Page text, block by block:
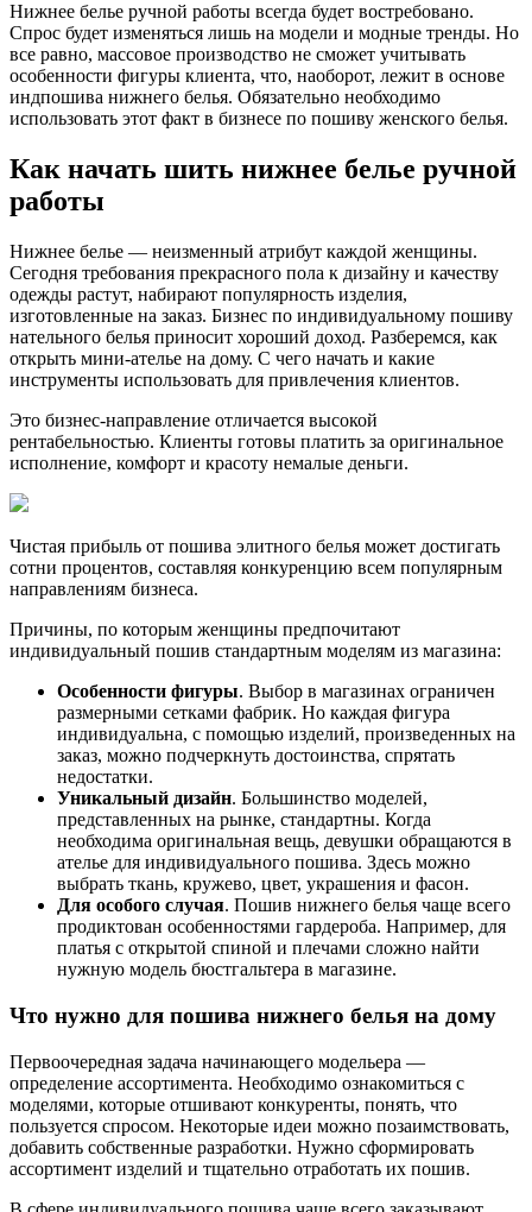
Нижнее белье ручной работы всегда будет востребовано.
Спрос будет изменяться лишь на модели и модные тренды. Но
все равно, массовое производство не сможет учитывать
особенности фигуры клиента, что, наоборот, лежит в основе
индпошива нижнего белья. Обязательно необходимо
использовать этот факт в бизнесе по пошиву женского белья.
Как начать шить нижнее белье ручной
работы
Нижнее белье — неизменный атрибут каждой женщины.
Сегодня требования прекрасного пола к дизайну и качеству
одежды растут, набирают популярность изделия,
изготовленные на заказ. Бизнес по индивидуальному пошиву
нательного белья приносит хороший доход. Разберемся, как
открыть мини-ателье на дому. С чего начать и какие
инструменты использовать для привлечения клиентов.
Это бизнес-направление отличается высокой
рентабельностью. Клиенты готовы платить за оригинальное
исполнение, комфорт и красоту немалые деньги.
Чистая прибыль от пошива элитного белья может достигать
сотни процентов, составляя конкуренцию всем популярным
направлениям бизнеса.
Причины, по которым женщины предпочитают
индивидуальный пошив стандартным моделям из магазина:
Особенности фигуры. Выбор в магазинах ограничен
размерными сетками фабрик. Но каждая фигура
индивидуальна, с помощью изделий, произведенных на
заказ, можно подчеркнуть достоинства, спрятать
недостатки.
Уникальный дизайн. Большинство моделей,
представленных на рынке, стандартны. Когда
необходима оригинальная вещь, девушки обращаются в
ателье для индивидуального пошива. Здесь можно
выбрать ткань, кружево, цвет, украшения и фасон.
Для особого случая. Пошив нижнего белья чаще всего
продиктован особенностями гардероба. Например, для
платья с открытой спиной и плечами сложно найти
нужную модель бюстгальтера в магазине.
Что нужно для пошива нижнего белья на дому
Первоочередная задача начинающего модельера —
определение ассортимента. Необходимо ознакомиться с
моделями, которые отшивают конкуренты, понять, что
пользуется спросом. Некоторые идеи можно позаимствовать,
добавить собственные разработки. Нужно сформировать
ассортимент изделий и тщательно отработать их пошив.